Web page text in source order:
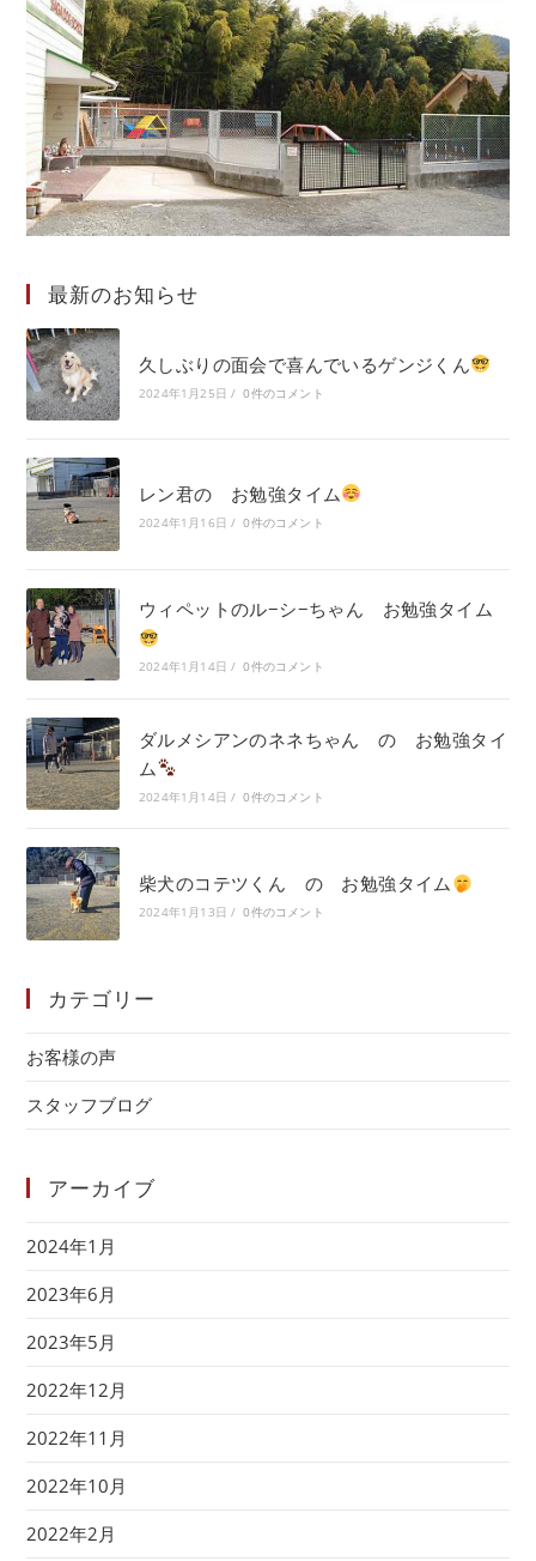
最新のお知らせ
久しぶりの面会で喜んでいるゲンジくん
2024年1月25日 / 0件のコメント
レン君の お勉強タイム
2024年1月16日 / 0件のコメント
ウィペットのル−シ−ちゃん お勉強タイム
2024年1月14日 / 0件のコメント
ダルメシアンのネネちゃん の お勉強タイ
ム
2024年1月14日 / 0件のコメント
柴犬のコテツくん の お勉強タイム
2024年1月13日 / 0件のコメント
カテゴリー
お客様の声
スタッフブログ
アーカイブ
2024年1月
2023年6月
2023年5月
2022年12月
2022年11月
2022年10月
2022年2月